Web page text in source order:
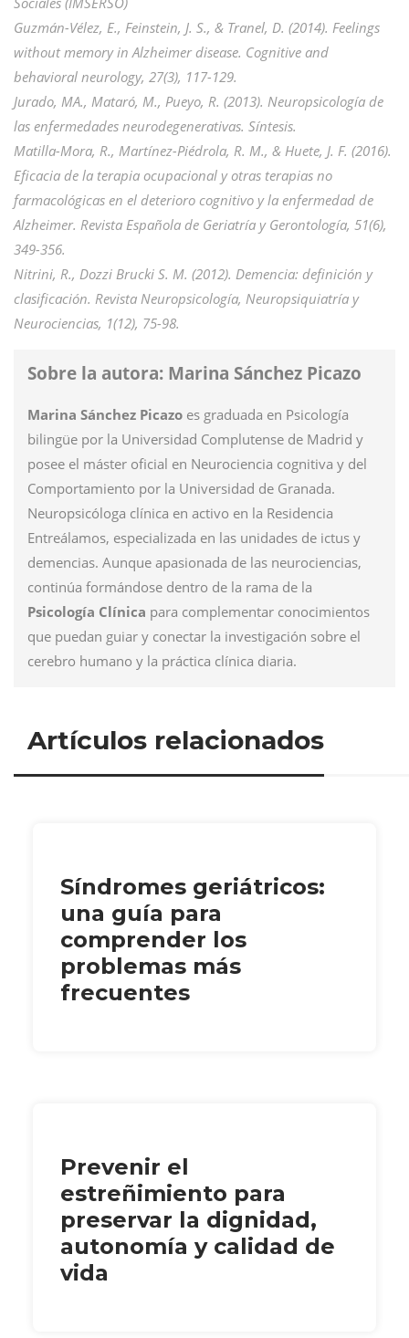
Guzmán-Vélez, E., Feinstein, J. S., & Tranel, D. (2014). Feelings
without memory in Alzheimer disease. Cognitive and
behavioral neurology, 27(3), 117-129.
Jurado, MA., Mataró, M., Pueyo, R. (2013). Neuropsicología de
las enfermedades neurodegenerativas. Síntesis.
Matilla-Mora, R., Martínez-Piédrola, R. M., & Huete, J. F. (2016).
Eficacia de la terapia ocupacional y otras terapias no
farmacológicas en el deterioro cognitivo y la enfermedad de
Alzheimer. Revista Española de Geriatría y Gerontología, 51(6),
349-356.
Nitrini, R., Dozzi Brucki S. M. (2012). Demencia: definición y
clasificación. Revista Neuropsicología, Neuropsiquiatría y
Neurociencias, 1(12), 75-98.
Sobre la autora: Marina Sánchez Picazo
Marina Sánchez Picazo es graduada en Psicología
bilingüe por la Universidad Complutense de Madrid y
posee el máster oficial en Neurociencia cognitiva y del
Comportamiento por la Universidad de Granada.
Neuropsicóloga clínica en activo en la Residencia
Entreálamos, especializada en las unidades de ictus y
demencias. Aunque apasionada de las neurociencias,
continúa formándose dentro de la rama de la
Psicología Clínica para complementar conocimientos
que puedan guiar y conectar la investigación sobre el
cerebro humano y la práctica clínica diaria.
Artículos relacionados
Síndromes geriátricos:
una guía para
comprender los
problemas más
frecuentes
Prevenir el
estreñimiento para
preservar la dignidad,
autonomía y calidad de
vida